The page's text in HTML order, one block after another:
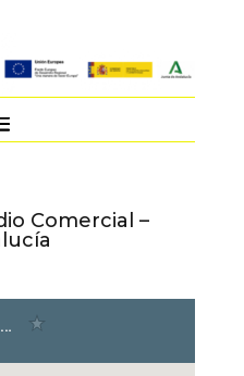
Comercial –